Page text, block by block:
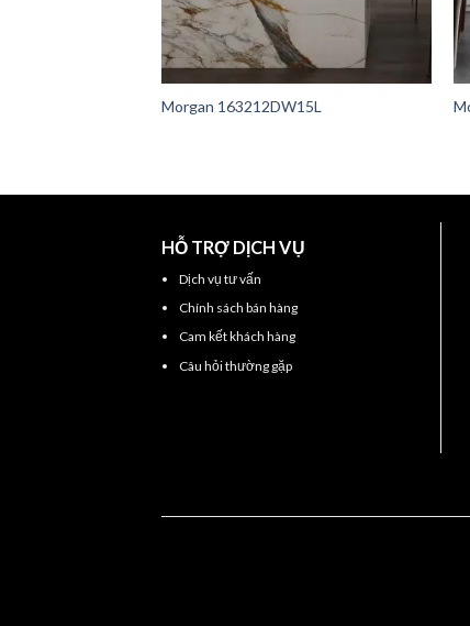
Morgan 163212DW15L
HỖ TRỢ DỊCH VỤ
Dịch vụ tư vấn
Chính sách bán hàng
Cam kết khách hàng
Câu hỏi thường gặp